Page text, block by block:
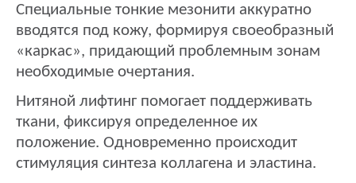
Специальные тонкие мезонити аккуратно
вводятся под кожу, формируя своеобразный
«каркас», придающий проблемным зонам
необходимые очертания.
Нитяной лифтинг помогает поддерживать
ткани, фиксируя определенное их
положение. Одновременно происходит
стимуляция синтеза коллагена и эластина.